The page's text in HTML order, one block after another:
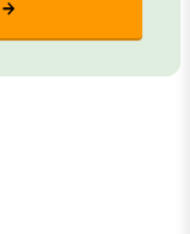
arrow_forward